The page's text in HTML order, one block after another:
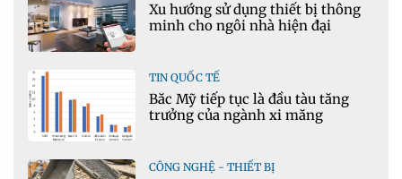
Xu hướng sử dụng thiết bị thông
minh cho ngôi nhà hiện đại
TIN QUỐC TẾ
Bắc Mỹ tiếp tục là đầu tàu tăng
trưởng của ngành xi măng
CÔNG NGHỆ - THIẾT BỊ